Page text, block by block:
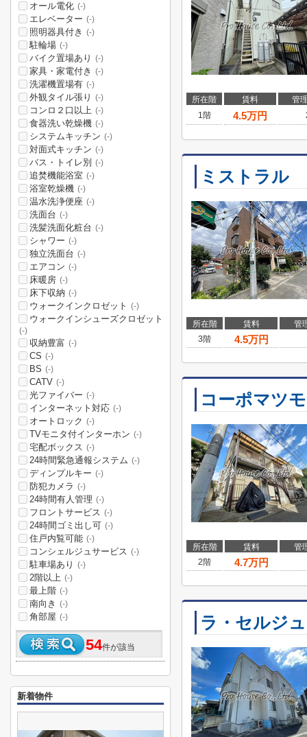
所在階 賃料
管
1階
4.5万円
ミストラル
所在階 賃料
管
3階
4.5万円
コーポマツ
所在階 賃料
管
2階
4.7万円
ラ・セルジュ
オール電化 (-)
エレベーター (-)
照明器具付き (-)
駐輪場 (-)
バイク置場あり (-)
家具・家電付き (-)
洗濯機置場有 (-)
外観タイル張り (-)
コンロ２口以上 (-)
食器洗い乾燥機 (-)
システムキッチン (-)
対面式キッチン (-)
バス・トイレ別 (-)
追焚機能浴室 (-)
浴室乾燥機 (-)
温水洗浄便座 (-)
洗面台 (-)
洗髪洗面化粧台 (-)
シャワー (-)
独立洗面台 (-)
エアコン (-)
床暖房 (-)
床下収納 (-)
ウォークインクロゼット (-)
ウォークインシューズクロゼット
(-)
収納豊富 (-)
CS (-)
BS (-)
CATV (-)
光ファイバー (-)
インターネット対応 (-)
オートロック (-)
TVモニタ付インターホン (-)
宅配ボックス (-)
24時間緊急通報システム (-)
ディンプルキー (-)
防犯カメラ (-)
24時間有人管理 (-)
フロントサービス (-)
24時間ゴミ出し可 (-)
住戸内覧可能 (-)
コンシェルジュサービス (-)
駐車場あり (-)
2階以上 (-)
最上階 (-)
南向き (-)
角部屋 (-)
54件が該当
新着物件